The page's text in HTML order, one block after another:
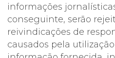
informações
conseguinte, serão
reivindicações de
causados pela